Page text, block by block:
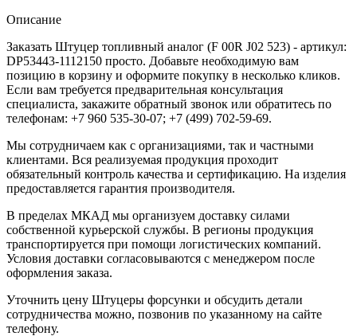
Описание
Заказать Штуцер топливный аналог (F 00R J02 523) - артикул:
DP53443-1112150 просто. Добавьте необходимую вам
позицию в корзину и оформите покупку в несколько кликов.
Если вам требуется предварительная консультация
специалиста, закажите обратный звонок или обратитесь по
телефонам: +7 960 535-30-07; +7 (499) 702-59-69.
Мы сотрудничаем как с организациями, так и частными
клиентами. Вся реализуемая продукция проходит
обязательный контроль качества и сертификацию. На изделия
предоставляется гарантия производителя.
В пределах МКАД мы организуем доставку силами
собственной курьерской службы. В регионы продукция
транспортируется при помощи логистических компаний.
Условия доставки согласовываются с менеджером после
оформления заказа.
Уточнить цену Штуцеры форсунки и обсудить детали
сотрудничества можно, позвонив по указанному на сайте
телефону.